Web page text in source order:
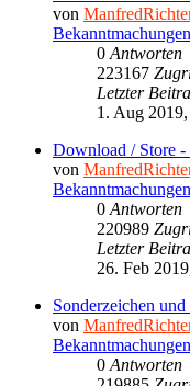
von
Bekanntmachungen
0 Antworten
223167
Letzter
1. Aug
Download / Store -
von
Bekanntmachungen
0 Antworten
220989
Letzter
26. Feb
Sonderzeichen und
von
Bekanntmachungen
0 Antworten